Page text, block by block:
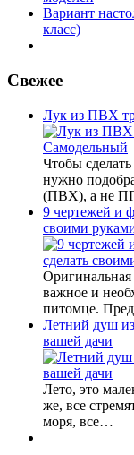
Вариант
класс)
Свежее
Лук из ПВХ
Чтобы
нужно
(ПВХ), а не
9 чертежей и
своими
Оригинальная
важное и
питомце.
Летний душ
вашей дачи
Лето, это
же, все
моря, все…